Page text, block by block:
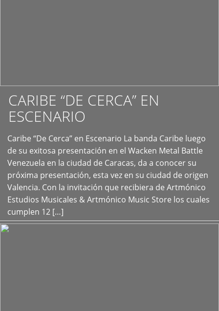
CARIBE “DE CERCA” EN
ESCENARIO
Caribe “De Cerca” en Escenario La banda Caribe luego
de su exitosa presentación en el Wacken Metal Battle
Venezuela en la ciudad de Caracas, da a conocer su
próxima presentación, esta vez en su ciudad de origen
Valencia. Con la invitación que recibiera de Artmónico
Estudios Musicales & Artmónico Music Store los cuales
cumplen 12 […]
+